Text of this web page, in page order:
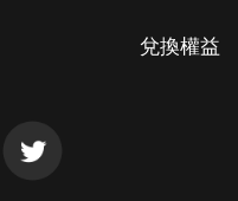
兌換權益